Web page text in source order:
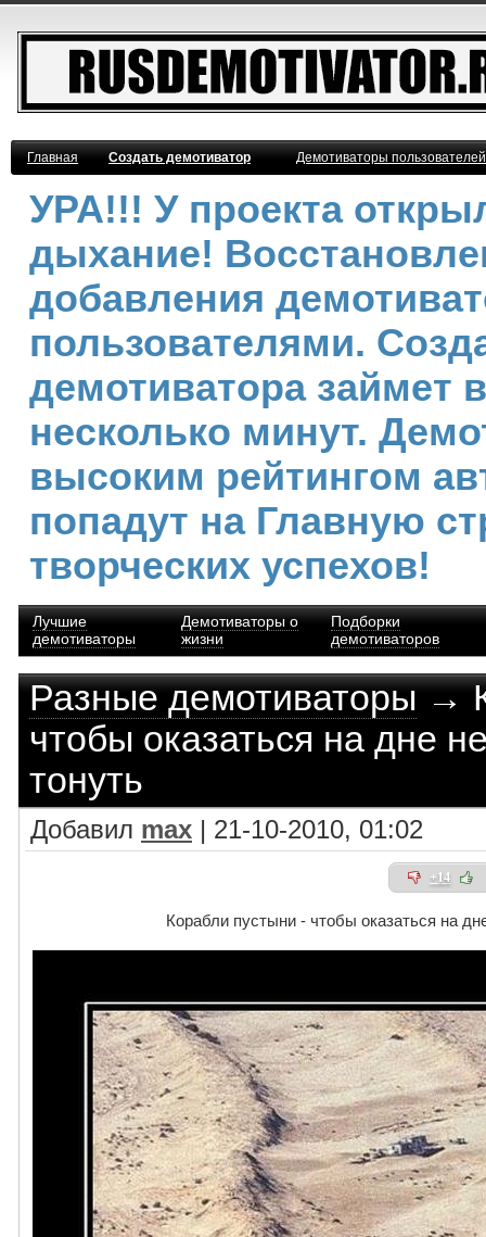
Главная Создать демотиватор Демотиваторы
УРА!!! У проекта
дыхание!
добавления
пользователями.
демотиватора займет
несколько минут.
высоким рейтингом
попадут на Главную
творческих успехов!
Лучшие
демотиваторы
Демотиваторы о
жизни
Подборки
демотиваторов
Разные демотиваторы→
чтобы оказаться на дне
тонуть
Добавил max | 21-10-2010, 01:02
+14
Корабли пустыни - чтобы оказаться на